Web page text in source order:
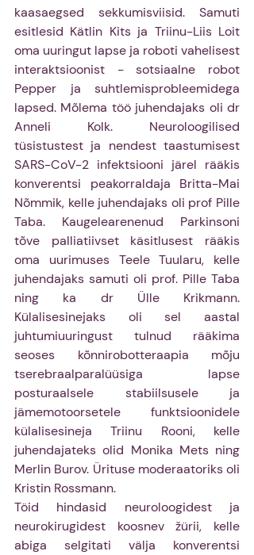
kaasaegsed sekkumisviisid. Samuti
esitlesid Kätlin Kits ja Triinu-Liis Loit
oma uuringut lapse ja roboti vahelisest
interaktsioonist - sotsiaalne robot
Pepper ja suhtlemisprobleemidega
lapsed. Mõlema töö juhendajaks oli dr
Anneli Kolk. Neuroloogilised
tüsistustest ja nendest taastumisest
SARS-CoV-2 infektsiooni järel rääkis
konverentsi peakorraldaja Britta-Mai
Nõmmik, kelle juhendajaks oli prof Pille
Taba. Kaugelearenenud Parkinsoni
tõve palliatiivset käsitlusest rääkis
oma uurimuses Teele Tuularu, kelle
juhendajaks samuti oli prof. Pille Taba
ning ka dr Ülle Krikmann.
Külalisesinejaks oli sel aastal
juhtumiuuringust tulnud rääkima
seoses kõnnirobotteraapia mõju
tserebraalparalüüsiga lapse
posturaalsele stabiilsusele ja
jämemotoorsetele funktsioonidele
külalisesineja Triinu Rooni, kelle
juhendajateks olid Monika Mets ning
Merlin Burov. Ürituse moderaatoriks oli
Kristin Rossmann.
Töid hindasid neuroloogidest ja
neurokirugidest koosnev žürii, kelle
abiga selgitati välja konverentsi